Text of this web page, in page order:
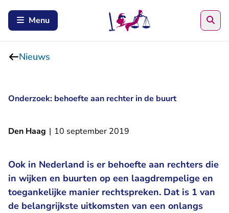
Menu
Nieuws
Onderzoek: behoefte aan rechter in de buurt
Den Haag | 10 september 2019
Ook in Nederland is er behoefte aan rechters die
in wijken en buurten op een laagdrempelige en
toegankelijke manier rechtspreken. Dat is 1 van
de belangrijkste uitkomsten van een onlangs